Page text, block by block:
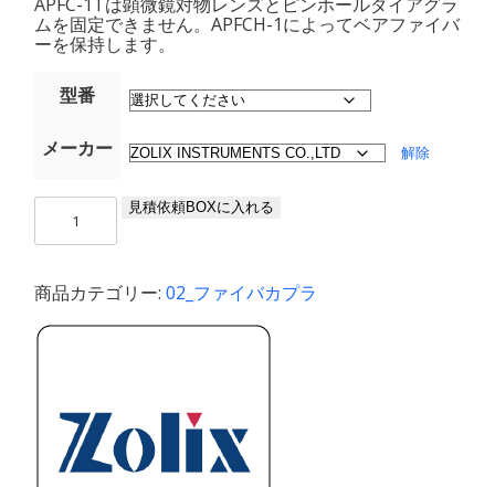
ムを固定できません。APFCH-1によってベアファイバ
ーを保持します。
型番
メーカー 解除
フ
ァ
イ
ラ-1（フ
見積依頼BOXに入れる
商品カテゴリー:02_ファイバカプラ